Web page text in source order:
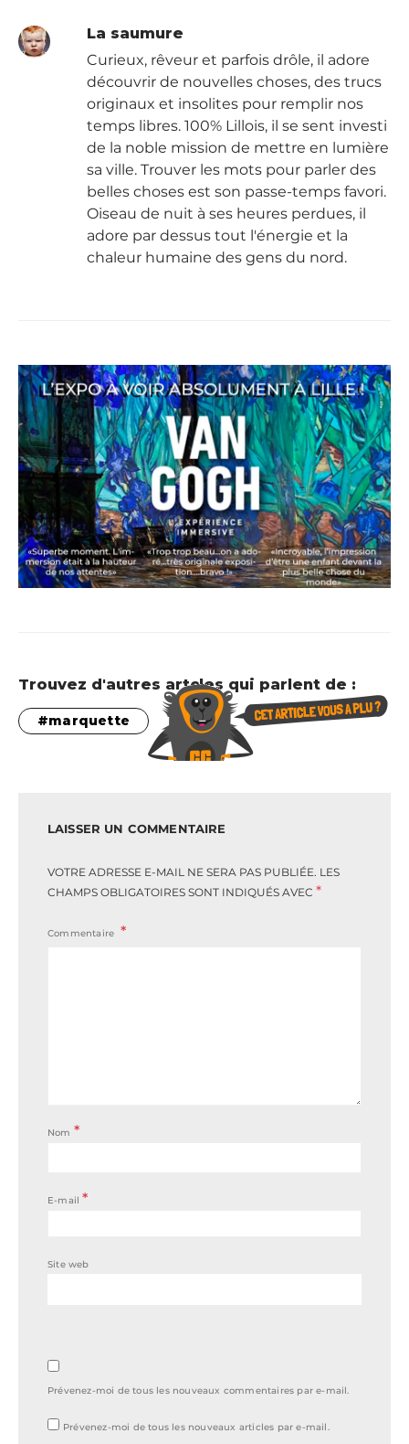
La saumure
Curieux, rêveur et parfois drôle, il adore
découvrir de nouvelles choses, des trucs
originaux et insolites pour remplir nos
temps libres. 100% Lillois, il se sent investi
de la noble mission de mettre en lumière
sa ville. Trouver les mots pour parler des
belles choses est son passe-temps favori.
Oiseau de nuit à ses heures perdues, il
adore par dessus tout l'énergie et la
chaleur humaine des gens du nord.
Trouvez d'autres artcles qui parlent de :
marquette
LAISSER UN COMMENTAIRE
VOTRE ADRESSE E-MAIL NE SERA PAS PUBLIÉE. LES
CHAMPS OBLIGATOIRES SONT INDIQUÉS AVEC *
Commentaire
Nom *
E-mail*
Site web
Prévenez-moi de tous les nouveaux commentaires par e-mail.
Prévenez-moi de tous les nouveaux articles par e-mail.